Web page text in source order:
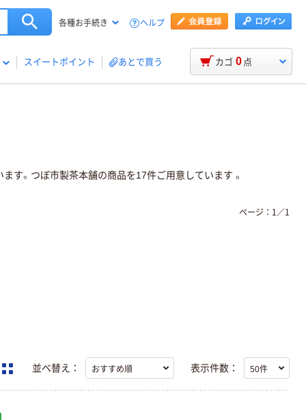
各種お手続き ヘルプ
スイートポイント あとで買う カゴ 0 点
す。つぼ市製茶本舗の商品を17件ご用意しています 。
ページ： 1 ／1
並べ替え： 表示件数：